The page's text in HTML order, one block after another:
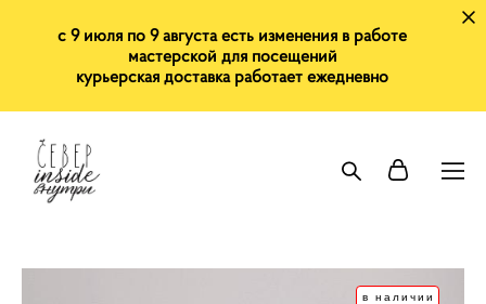
с 9 июля по 9 августа есть изменения в работе
мастерской для посещений
курьерская доставка работает ежедневно
в наличии